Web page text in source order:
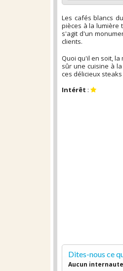
Les cafés blancs
pièces à la lumière
s'agit d'un
clients.
Quoi qu'il en soit,
sûr une cuisine à
ces délicieux
Intérêt :
Dites-nous ce
Aucun